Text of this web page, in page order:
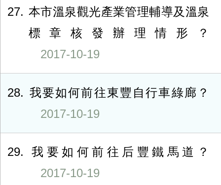
27
本市溫泉觀光產業管理輔導及溫泉
標章核發辦理情形？
2017-10-19
28
我要如何前往東豐自行車綠廊？
2017-10-19
29
我要如何前往后豐鐵馬道？
2017-10-19